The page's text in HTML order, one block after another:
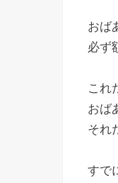
おば
必ず
これ
おば
それ
すで